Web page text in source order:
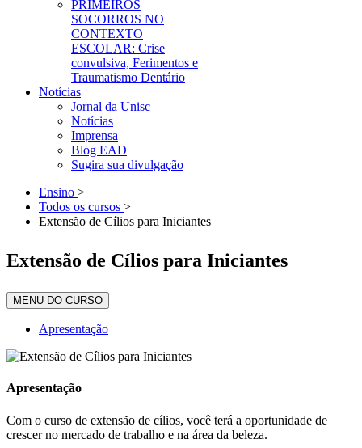
PRIMEIROS
SOCORROS NO
CONTEXTO
ESCOLAR: Crise
convulsiva, Ferimentos e
Traumatismo Dentário
Notícias
Jornal da Unisc
Notícias
Imprensa
Blog EAD
Sugira sua divulgação
Ensino >
Todos os cursos >
Extensão de Cílios para Iniciantes
Extensão de Cílios para Iniciantes
MENU DO CURSO
Apresentação
Apresentação
Com o curso de extensão de cílios, você terá a oportunidade de
crescer no mercado de trabalho e na área da beleza.